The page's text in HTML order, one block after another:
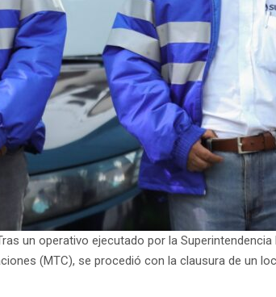
un operativo ejecutado por la
(MTC), se procedió con la clausura de un